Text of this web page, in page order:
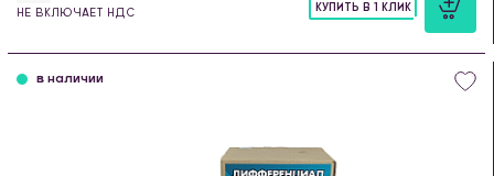
НЕ ВКЛЮЧАЕТ НДС
КУПИТЬ В 1 КЛИК
в наличии